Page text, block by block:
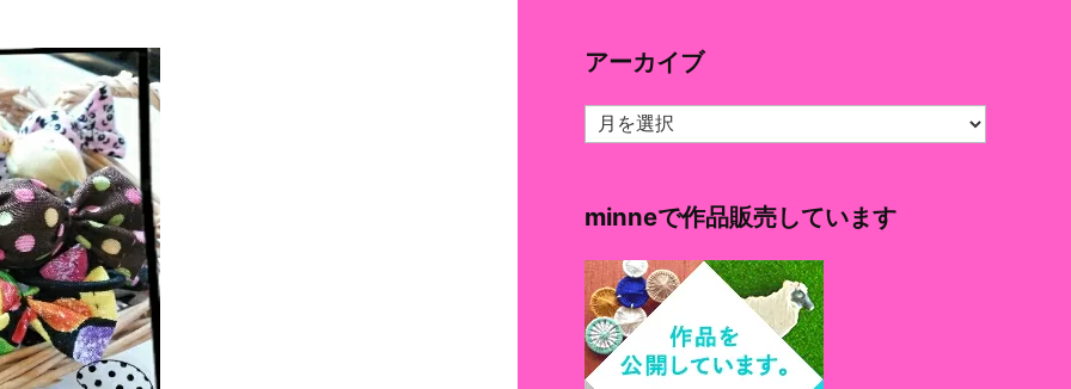
ー
アーカイブ
ア
ー
ブ
minneで作品販売しています